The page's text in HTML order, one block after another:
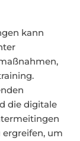
kann
die digitale
ergreifen, um